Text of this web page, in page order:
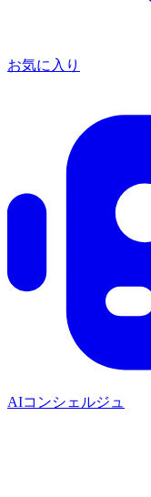
お気に入り
AIコンシェルジュ